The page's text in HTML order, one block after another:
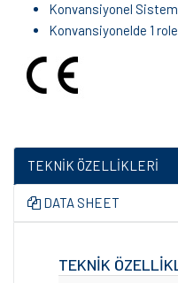
Konvansiyonel
Konvansiyonelde 1 role
TEKNİK ÖZELLİKLERİ
DATA SHEET
TEKNİK